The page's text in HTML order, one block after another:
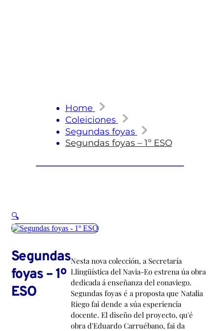
Home
Coleiciones
Segundas foyas
Segundas foyas – 1º ESO
🔍
Segundas
foyas – 1º
ESO
Nesta nova colección, a Secretaría
Llingüística del Navia-Eo estrena úa obra
dedicada á enseñanza del eonaviego.
Segundas foyas é a proposta que Natalia
Riego fai dende a súa esperiencia
docente. El diseño del proyecto, qu'é
obra d'Eduardo Carruébano, fai da